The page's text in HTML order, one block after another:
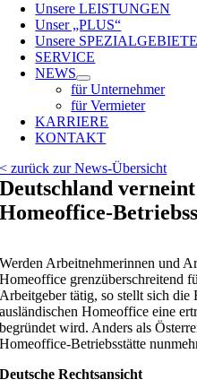
Unsere LEISTUNGEN
Unser „PLUS“
Unsere SPEZIALGEBIETE
SERVICE
NEWS
für Unternehmer
für Vermieter
KARRIERE
KONTAKT
< zurück zur News-Übersicht
Deutschland
Homeoffice-
Werden Arbeitnehmerinnen und
Homeoffice grenzüberschreitend
Arbeitgeber tätig, so stellt sich die
ausländischen Homeoffice eine
begründet wird. Anders als
Homeoffice-Betriebsstätte
Deutsche Rechtsansicht